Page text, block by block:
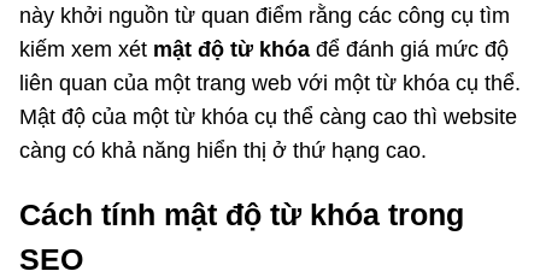
này khởi nguồn từ quan điểm rằng các công cụ tìm
kiếm xem xét mật độ từ khóa để đánh giá mức độ
liên quan của một trang web với một từ khóa cụ thể.
Mật độ của một từ khóa cụ thể càng cao thì website
càng có khả năng hiển thị ở thứ hạng cao.
Cách tính mật độ từ khóa trong
SEO